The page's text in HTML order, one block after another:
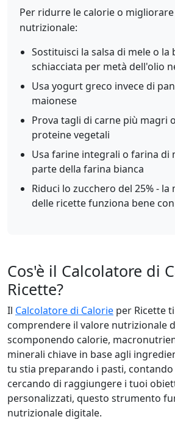
Per ridurre le calorie o
nutrizionale:
Sostituisci la salsa di mele o la
schiacciata per metà dell'olio
Usa yogurt greco invece di
maionese
Prova tagli di carne più magri
proteine vegetali
Usa farine integrali o farina di
parte della farina bianca
Riduci lo zucchero del 25% -
delle ricette funziona bene
Cos'è il Calcolatore di
Ricette?
Il Calcolatore di Calorie per Ricette
comprendere il valore nutrizionale
scomponendo calorie,
minerali chiave in base agli
tu stia preparando i pasti, contando
cercando di raggiungere i tuoi
personalizzati, questo strumento
nutrizionale digitale.